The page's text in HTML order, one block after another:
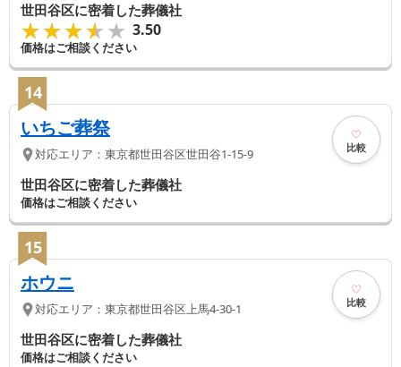
世田谷区に密着した葬儀社
★★★★★
★★★★★ 3.50
価格はご相談ください
14
いちご葬祭
対応エリア： 東京都世田谷区世田谷1-15-9 比較
世田谷区に密着した葬儀社
価格はご相談ください
15
ホウニ
対応エリア： 東京都世田谷区上馬4-30-1 比較
世田谷区に密着した葬儀社
価格はご相談ください